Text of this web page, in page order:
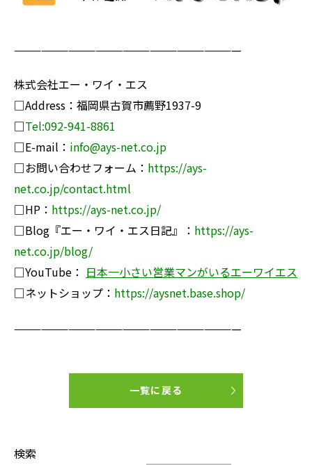
—————————————————————————
株式会社エー・ワイ・エス
□Address：福岡県古賀市薦野1937-9
□Tel:092-941-8861
□E-mail： info@ays-net.co.jp
□お問い合わせフォーム： https://ays-
net.co.jp/contact.html
□HP： https://ays-net.co.jp/
□Blog『エー・ワイ・エス日記』： https://ays-
net.co.jp/blog/
□YouTube： 日本一小さい営業マンがいるエーワイエス
□ネットショップ： https://aysnet.base.shop/
—————————————————————————
一覧に戻る
検索